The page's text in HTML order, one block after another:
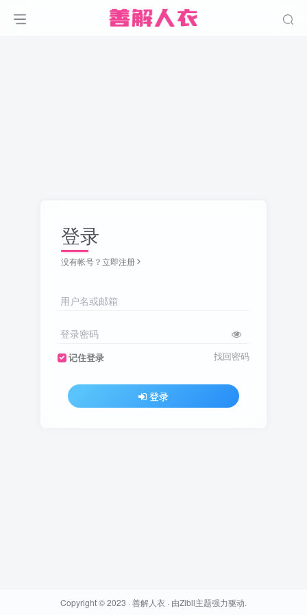
登录
没有帐号？立即注册
用户名或邮箱
登录密码
记住登录 找回密码
登录
Copyright © 2023 · 善解人衣 · 由Zibll主题强力驱动.